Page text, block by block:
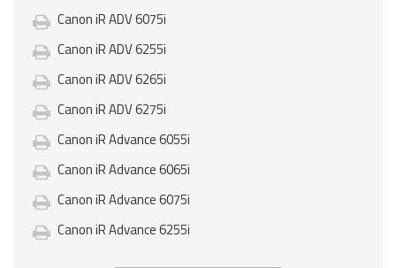
Canon iR ADV 6075i
Canon iR ADV 6255i
Canon iR ADV 6265i
Canon iR ADV 6275i
Canon iR Advance 6055i
Canon iR Advance 6065i
Canon iR Advance 6075i
Canon iR Advance 6255i